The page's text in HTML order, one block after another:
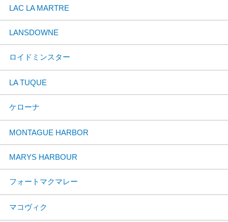
LAC LA MARTRE
LANSDOWNE
ロイドミンスター
LA TUQUE
ケローナ
MONTAGUE HARBOR
MARYS HARBOUR
フォートマクマレー
マコヴィク